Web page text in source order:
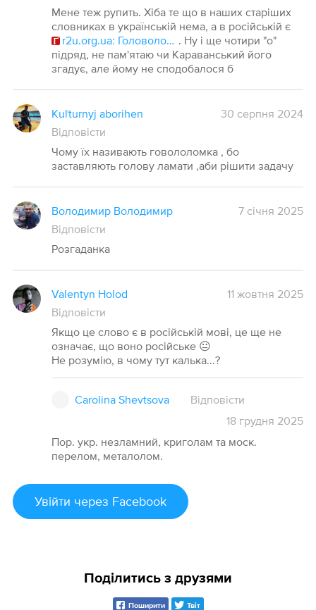
Мене теж рупить. Хіба те що в наших старіших
словниках в українській нема, а в російській є
r2u.org.ua: Головоломка
. Ну і ще чотири "о"
підряд, не пам'ятаю чи Караванський його
згадує, але йому не сподобалося б
Kuľturnyj aborihen
30 серпня 2024
Відповісти
Чому їх називають говололомка , бо
заставляють голову ламати ,аби рішити задачу
Володимир Володимир
7 січня 2025
Відповісти
Розгаданка
Valentyn Holod
11 жовтня 2025
Відповісти
Якщо це слово є в російській мові, це ще не
означає, що воно російське 😐
Не розумію, в чому тут калька...?
Carolina Shevtsova
Відповісти
18 грудня 2025
Пор. укр. незламний, криголам та моск.
перелом, металолом.
Увійти через Facebook
Поділитись з друзями
Поширити Твіт